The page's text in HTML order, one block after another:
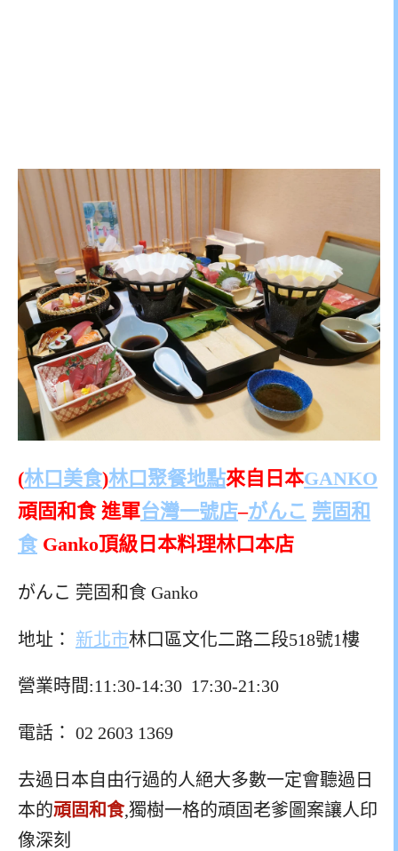
(林口美食)林口聚餐地點來自日本GANKO
頑固和食 進軍台灣一號店–がんこ 莞固和
食Ganko頂級日本料理林口本店
がんこ 莞固和食 Ganko
地址： 新北市林口區文化二路二段518號1樓
營業時間:11:30-14:30 17:30-21:30
電話： 02 2603 1369
去過日本自由行過的人絕大多數一定會聽過日
本的頑固和食,獨樹一格的頑固老爹圖案讓人印
像深刻